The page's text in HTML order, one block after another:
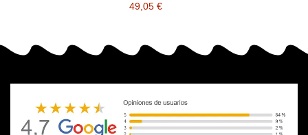
49,05 €